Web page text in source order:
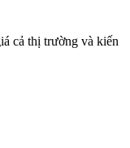
cả thị trường và kiến